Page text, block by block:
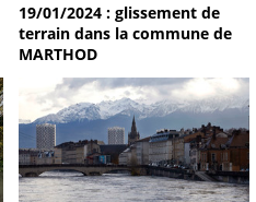
19/01/2024 : glissement de
terrain dans la commune de
MARTHOD